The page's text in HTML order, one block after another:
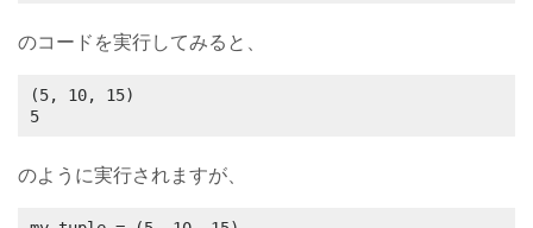
のコードを実行してみると、
(5, 10, 15)
5
のように実行されますが、